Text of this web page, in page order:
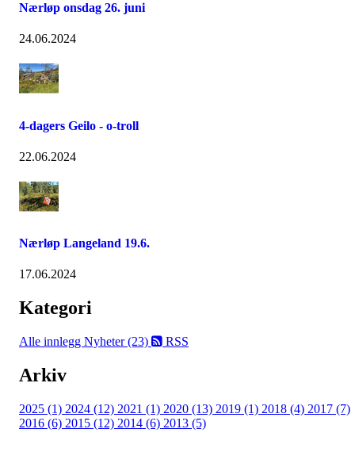
Nærløp onsdag 26. juni
24.06.2024
4-dagers Geilo - o-troll
22.06.2024
Nærløp Langeland 19.6.
17.06.2024
Kategori
Alle innlegg Nyheter (23) RSS
Arkiv
2025 (1) 2024 (12) 2021 (1) 2020 (13) 2019 (1) 2018 (4) 2017 (7)
2016 (6) 2015 (12) 2014 (6) 2013 (5)